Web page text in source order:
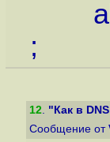
;
12. "Как в
Сообщение от